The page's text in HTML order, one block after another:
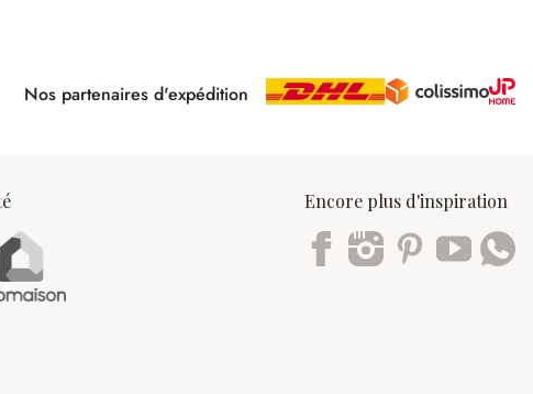
Nos partenaires d'expédition
Encore plus d'inspiration